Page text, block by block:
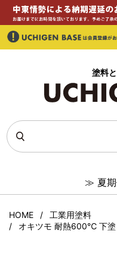
塗料
≫ 夏
HOME
工業用塗料
オキツモ 耐熱600℃ 下